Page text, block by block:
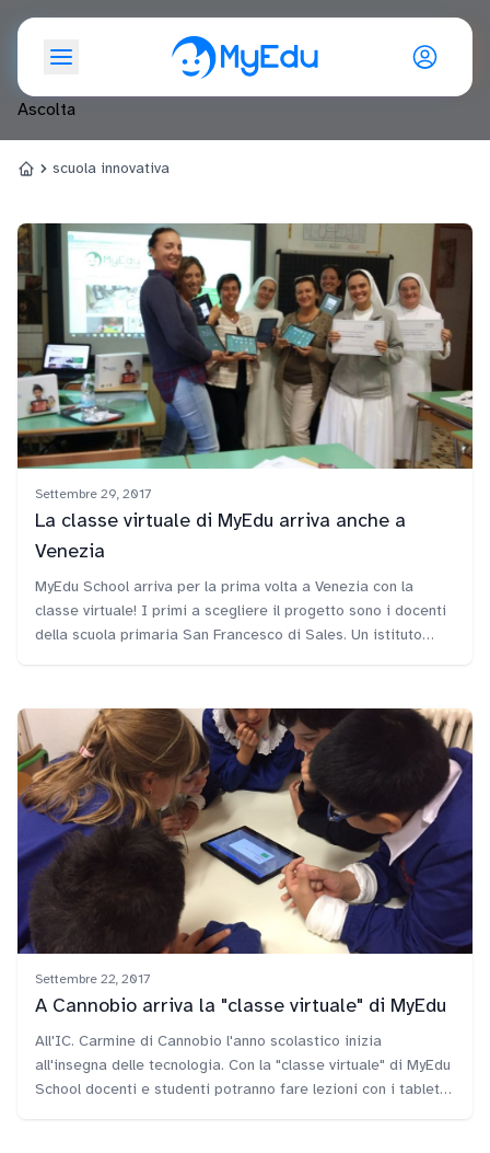
Ascolta
scuola innovativa
Homescuola innovativa
Settembre 29, 2017
La classe virtuale di MyEdu arriva anche a
Venezia
MyEdu School arriva per la prima volta a Venezia con la
classe virtuale! I primi a scegliere il progetto sono i docenti
della scuola primaria San Francesco di Sales. Un istituto
Settembre 22, 2017
A Cannobio arriva la "classe virtuale" di MyEdu
All'IC. Carmine di Cannobio l'anno scolastico inizia
all'insegna delle tecnologia. Con la "classe virtuale" di MyEdu
School docenti e studenti potranno fare lezioni con i tablet